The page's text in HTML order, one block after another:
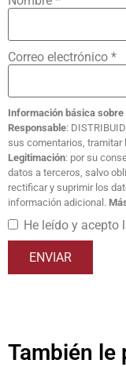
Correo electrónico *
Información básica sobre
Responsable:
sus comentarios,
Legitimación: por su
datos a terceros, salvo
rectificar y suprimir los
información adicional.
He leído y acepto
También le